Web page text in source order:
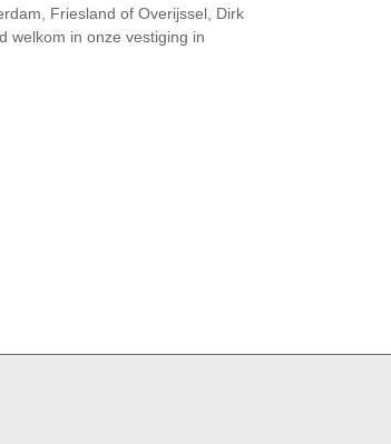
Friesland of Overijssel, Dirk
welkom in onze vestiging in